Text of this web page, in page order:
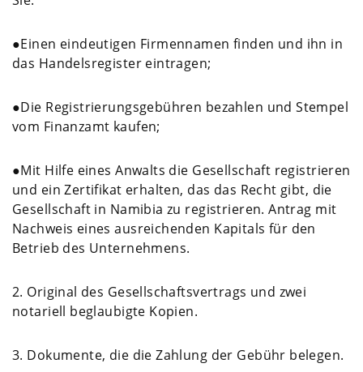
●Einen eindeutigen Firmennamen finden und ihn in
das Handelsregister eintragen;
●Die Registrierungsgebühren bezahlen und Stempel
vom Finanzamt kaufen;
●Mit Hilfe eines Anwalts die Gesellschaft registrieren
und ein Zertifikat erhalten, das das Recht gibt, die
Gesellschaft in Namibia zu registrieren. Antrag mit
Nachweis eines ausreichenden Kapitals für den
Betrieb des Unternehmens.
2. Original des Gesellschaftsvertrags und zwei
notariell beglaubigte Kopien.
3. Dokumente, die die Zahlung der Gebühr belegen.